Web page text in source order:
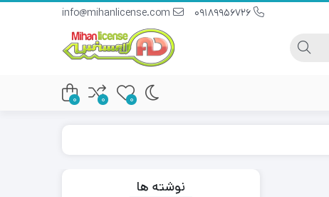
0
0
0
نوشته ها